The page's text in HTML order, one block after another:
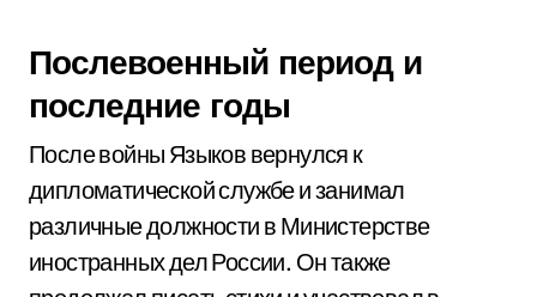
Послевоенный период и
последние годы
После войны Языков вернулся к
дипломатической службе и занимал
различные должности в Министерстве
иностранных дел России. Он также